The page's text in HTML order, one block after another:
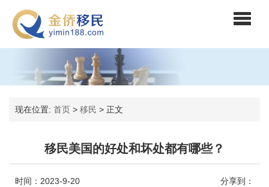
现在位置: 首页 > 移民 > 正文
移民美国的好处和坏处都有哪些？
时间：2023-9-20 分享到：